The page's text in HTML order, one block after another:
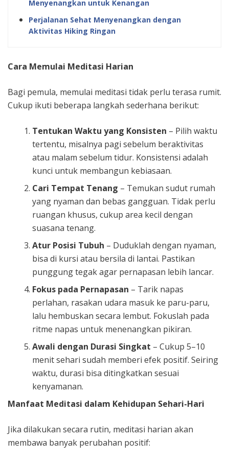
Menyenangkan untuk Kenangan
Perjalanan Sehat Menyenangkan dengan
Aktivitas Hiking Ringan
Cara Memulai Meditasi Harian
Bagi pemula, memulai meditasi tidak perlu terasa rumit.
Cukup ikuti beberapa langkah sederhana berikut:
Tentukan Waktu yang Konsisten – Pilih waktu
tertentu, misalnya pagi sebelum beraktivitas
atau malam sebelum tidur. Konsistensi adalah
kunci untuk membangun kebiasaan.
Cari Tempat Tenang – Temukan sudut rumah
yang nyaman dan bebas gangguan. Tidak perlu
ruangan khusus, cukup area kecil dengan
suasana tenang.
Atur Posisi Tubuh – Duduklah dengan nyaman,
bisa di kursi atau bersila di lantai. Pastikan
punggung tegak agar pernapasan lebih lancar.
Fokus pada Pernapasan – Tarik napas
perlahan, rasakan udara masuk ke paru-paru,
lalu hembuskan secara lembut. Fokuslah pada
ritme napas untuk menenangkan pikiran.
Awali dengan Durasi Singkat – Cukup 5–10
menit sehari sudah memberi efek positif. Seiring
waktu, durasi bisa ditingkatkan sesuai
kenyamanan.
Manfaat Meditasi dalam Kehidupan Sehari-Hari
Jika dilakukan secara rutin, meditasi harian akan
membawa banyak perubahan positif: